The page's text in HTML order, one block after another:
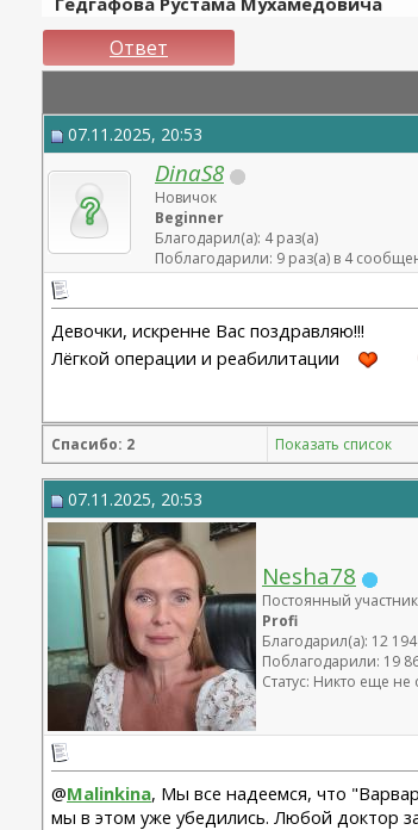
Ответ
07.11.2025, 20:53
DinaS8
Новичок
Beginner
Благодарил(а): 4 раз(а)
Поблагодарили: 9 раз(а) в 4
Девочки, искренне Вас поздравляю!!!
Лёгкой операции и реабилитации
Спасибо: 2 Показать список
07.11.2025, 20:53
Nesha78
Постоянный участник
Profi
Благодарил(а): 12
Поблагодарили: 19
Статус: Никто еще не
@Malinkina, Мы все надеемся, что
мы в этом уже убедились. Любой доктор